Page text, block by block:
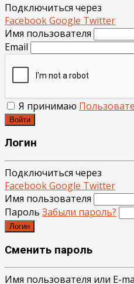
Подключиться через
FacebookGoogle Twitter
Имя пользователя
Email
Я принимаю
Войти
Логин
Подключиться через
FacebookGoogle Twitter
Имя пользователя
Пароль Забыли пароль?
Логин
Сменить пароль
Имя пользователя или E-